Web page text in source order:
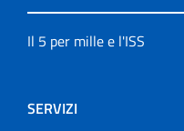
Il 5 per mille e l'ISS
SERVIZI